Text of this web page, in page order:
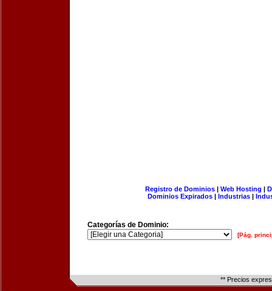
Registro de Dominios| Web Hosting |
Dominios Expirados | Industrias |
Categorías de Dominio:
[Pág.
** Precios